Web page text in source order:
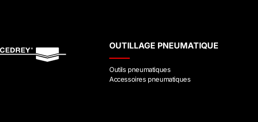
OUTILLAGE PNEUMATIQUE
Outils pneumatiques
Accessoires pneumatiques